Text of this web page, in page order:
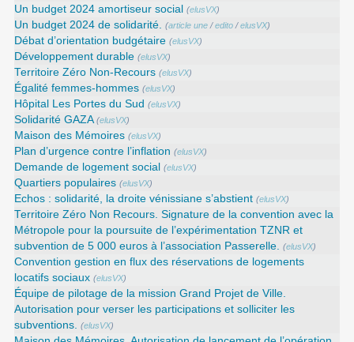
Un budget 2024 amortiseur social (elusVX)
Un budget 2024 de solidarité. (article une /edito /elusVX)
Débat d’orientation budgétaire (elusVX)
Développement durable (elusVX)
Territoire Zéro Non-Recours (elusVX)
Égalité femmes-hommes (elusVX)
Hôpital Les Portes du Sud (elusVX)
Solidarité GAZA (elusVX)
Maison des Mémoires (elusVX)
Plan d’urgence contre l’inflation (elusVX)
Demande de logement social (elusVX)
Quartiers populaires (elusVX)
Echos : solidarité, la droite vénissiane s’abstient (elusVX)
Territoire Zéro Non Recours. Signature de la convention avec la
Métropole pour la poursuite de l’expérimentation TZNR et
subvention de 5 000 euros à l’association Passerelle.
(elusVX)
Convention gestion en flux des réservations de logements
locatifs sociaux (elusVX)
Équipe de pilotage de la mission Grand Projet de Ville.
Autorisation pour verser les participations et solliciter les
subventions.
(elusVX)